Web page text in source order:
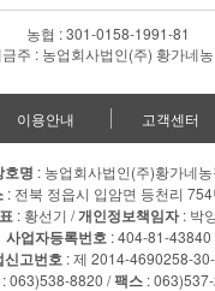
농협 : 301-0158-1991-81
주 : 농업회사법인(주) 황가네
이용안내 고객센터
호명 : 농업회사법인(주)황가네
: 전북 정읍시 입암면 등천리 754
: 황선기 /개인정보책임자: 박
사업자등록번호 : 404-81-43840
신고번호 : 제 2014-4690258-
063)538-8820 /팩스: